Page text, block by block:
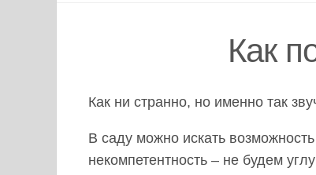
Как
Как ни странно, но именно так
В саду можно искать
некомпетентность – не будем